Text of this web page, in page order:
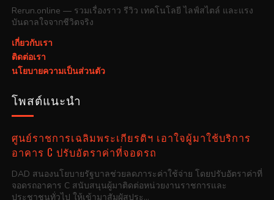
Rerun.online — รวมเรื่องราว รีวิว เทคโนโลยี ไลฟ์สไตล์ และแรง
บันดาลใจจากชีวิตจริง
เกี่ยวกับเรา
ติดต่อเรา
นโยบายความเป็นส่วนตัว
โพสต์แนะนำ
ศูนย์ราชการเฉลิมพระเกียรติฯ เอาใจผู้มาใช้บริการ
อาคาร C ปรับอัตราค่าที่จอดรถ
DAD สนองนโยบายรัฐบาลช่วยลดภาระค่าใช้จ่าย โดยปรับอัตราค่าที่
จอดรถอาคาร C สนับสนุนผู้มาติดต่อหน่วยงานราชการและ
ประชาชนทั่วไป ให้เข้ามาสัมผัสประ...